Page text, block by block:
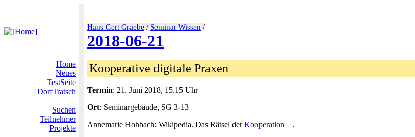
Hans Gert Graebe / Seminar Wissen /
2018-06-21
Home
Neues
TestSeite
DorfTratsch
Suchen
Teilnehmer
Projekte
Kooperative digitale Praxen
Termin: 21. Juni 2018, 15.15 Uhr
Ort: Seminargebäude, SG 3-13
Annemarie Hohbach: Wikipedia. Das Rätsel derKooperation
.